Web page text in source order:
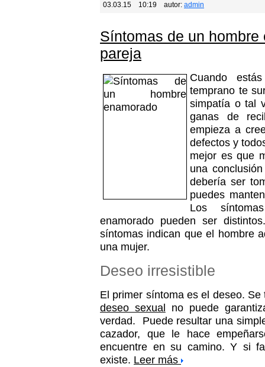
03.03.15 10:19 autor: admin
Síntomas de un hombre
pareja
Cuando
temprano te
simpatía o tal
ganas de
empieza a
defectos y
mejor es que
una
debería ser
puedes
Los
enamorado pueden ser
síntomas indican que el hombre
una mujer.
Deseo irresistible
El primer síntoma es el deseo.
deseo sexual no puede
verdad. Puede resultar una
cazador, que le hace
encuentre en su camino. Y si
existe. Leer más